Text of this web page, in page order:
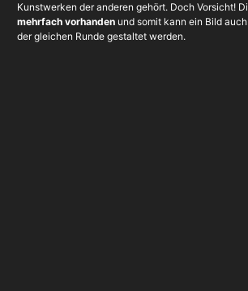
Kunstwerken der anderen gehört. Doch Vorsicht!
mehrfach vorhandenund somit kann ein Bild
der gleichen Runde gestaltet werden.